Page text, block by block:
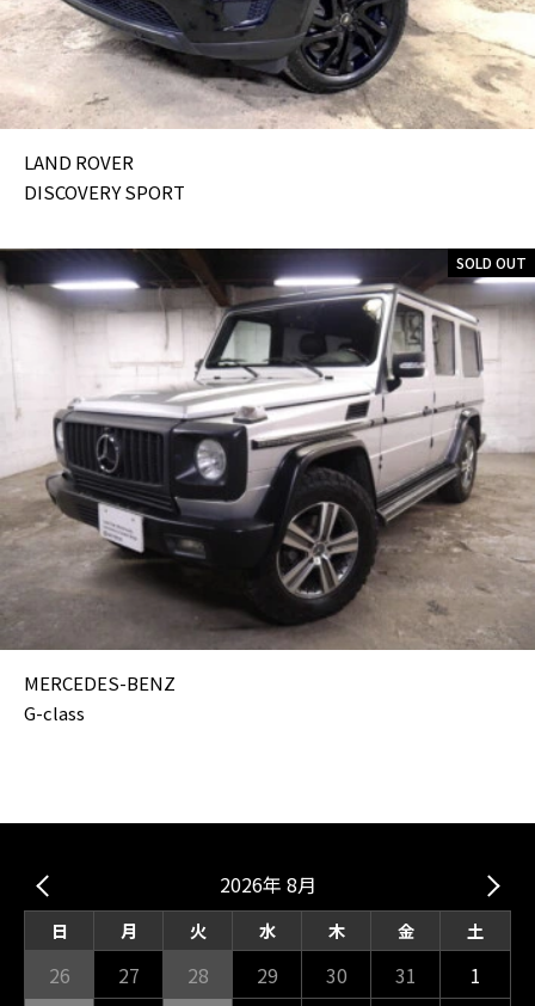
LAND ROVER
DISCOVERY SPORT
SOLD OUT
MERCEDES-BENZ
G-class
2026年 8月
日 月 火 水 木 金 土
26 27 28 29 30 31
1